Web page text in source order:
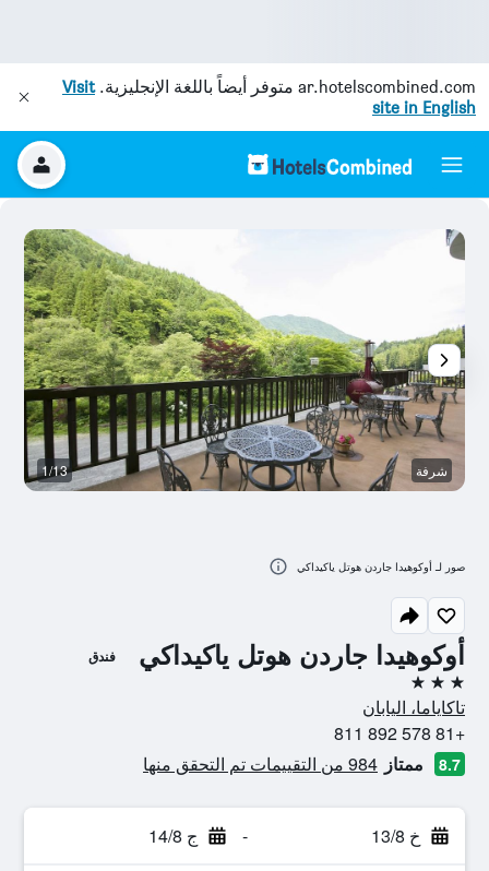
ar.hotelscombined.com متوفر أيضاً باللغة الإنجليزية.Visit
site in English
أوكوهيدا جاردن هوتل ياكيداكي فندق
3 نجوم
تاكاياما، اليابان
+81 578 892 811
8.7 ممتاز 984 من التقييمات تم التحقق منها
خ 13/8 - ج 14/8
شرفة 1/13
صور لـ أوكوهيدا جاردن هوتل ياكيداكي